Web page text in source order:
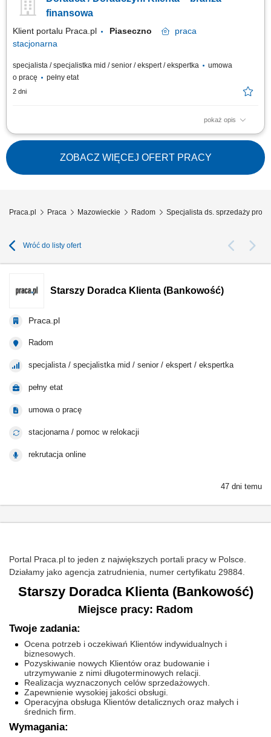
inwestycyjnych. Operacyjna obsługa klientów indywidualnych i firm z
finansowa
Klient portalu Praca.pl Piaseczno
praca
stacjonarna
specjalista / specjalistka mid / senior / ekspert / ekspertka
umowa
o pracę
pełny etat
2 dni
pokaż opis
Aktywne pozyskiwanie klientów i budowanie z nimi długofalowych relacji.
Diagnozowanie potrzeb klientów i dopasowywanie odpowiednich
rozwiązań finansowych. Sprzedaż produktów bankowych, w tym funduszy
inwestycyjnych. Operacyjna obsługa klientów indywidualnych i firm z
sektora MŚP....
ZOBACZ WIĘCEJ OFERT PRACY
Praca.pl Praca Mazowieckie Radom Specjalista ds. sprzedaży
Wróć do listy ofert
Starszy Doradca Klienta (Bankowość)
Praca.pl
Radom
specjalista / specjalistka mid / senior / ekspert / ekspertka
pełny etat
umowa o pracę
stacjonarna / pomoc w relokacji
rekrutacja online
47 dni temu
Portal Praca.pl to jeden z największych portali pracy w Polsce.
Działamy jako agencja zatrudnienia, numer certyfikatu 29884.
Starszy Doradca Klienta (Bankowość)
Miejsce pracy: Radom
Twoje zadania:
Ocena potrzeb i oczekiwań Klientów indywidualnych i
biznesowych.
Pozyskiwanie nowych Klientów oraz budowanie i
utrzymywanie z nimi długoterminowych relacji.
Realizacja wyznaczonych celów sprzedażowych.
Zapewnienie wysokiej jakości obsługi.
Operacyjna obsługa Klientów detalicznych oraz małych i
średnich firm.
Wymagania: